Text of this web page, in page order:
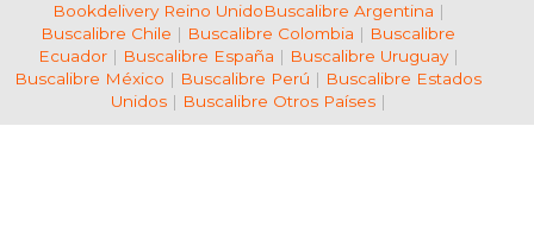
Bookdelivery Reino UnidoBuscalibre Argentina |
Buscalibre Chile | Buscalibre Colombia | Buscalibre
Ecuador| Buscalibre España | Buscalibre Uruguay|
Buscalibre México | Buscalibre Perú | Buscalibre Estados
Unidos| Buscalibre Otros Países|